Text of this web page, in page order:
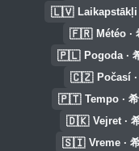
🇱🇻 Laikapstākļi
🇫🇷 Météo ·
🇵🇱 Pogoda ·
🇨🇿 Počasí
🇵🇹 Tempo ·
🇩🇰 Vejret ·
🇸🇮 Vreme ·